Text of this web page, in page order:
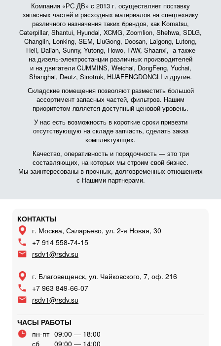
Компания «РС ДВ» с 2013 г. осуществляет поставку
запасных частей и расходных материалов на спецтехнику
различного назначения таких брендов, как Komatsu,
Caterpillar, Shantui, Hyundai, XCMG, Zoomlion, Shehwa, SDLG,
Changlin, Lonking, SEM, LiuGong, Doosan, Laigong, Lutong,
Heli, Dalian, Sunny, Yutong, Howo, FAW, Shaanxi, а также
на дизель-электростанции различных производителей
и на двигатели CUMMINS, Weichai, DongFeng, Yuchai,
Shanghai, Deutz, Sinotruk, HUAFENGDONGLI и другие.
Складские помещения позволяют разместить большой
ассортимент запасных частей, фильтров. Нашим
приоритетом является доступный ценовой уровень.
У нас есть возможность в короткие сроки привезти
отсутствующую на складе запчасть, сделать заказ
комплектующих.
Качество, оперативность и порядочность — это три
составляющих, на которых мы строим свой бизнес.
Мы заинтересованы в прочных, долговременных отношениях
с Нашими партнерами.
КОНТАКТЫ
г. Москва, Саларьево, ул. 2-я Новая, 30
+7 914 558-74-15
rsdv1@rsdv.su
г. Благовещенск, ул. Чайковского, 7, оф. 216
+7 963 849-66-07
rsdv1@rsdv.su
ЧАСЫ РАБОТЫ
пн-пт 09:00 — 18:00
сб
09:00 — 14:00